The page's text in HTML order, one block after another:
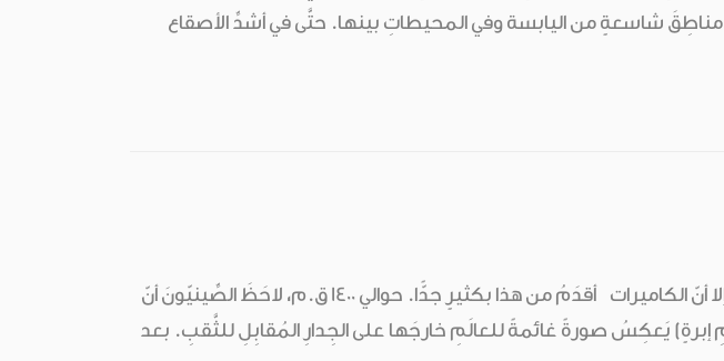
مناطِقَ شاسعةٍ من اليابسة وفي المحيطاتِ بينها. حتَّى في أشدِّ الأصقاع
لم تُلتقَط أوَّلَ صورةٍ شَمسيّةٍ إلّا منذُ أكثر من 150 سنةٍ، إلا أنّ الكاميرات أقدَمُ من هذا بكثيرٍ جدًّا. حوالي 1400 ق.م، لاحَظَ الصِّينيّونَ أنّ
يَعكِسُ صورةً غائمةً للعالَمِ خارجَها على الجِدارِ المُقابِلِ للثَّقبِ. بعد